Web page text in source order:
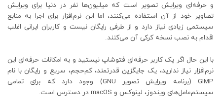
و حرفه‌ای ویرایش تصویر است که میلیون‌ها نفر در دنیا برای ویرایش
تصاویر خود از آن استفاده می‌کنند، اما این نرم‌افزار برای اجرا به منابع
سیستمی زیادی نیاز دارد و از طرفی رایگان نیست و کاربران ایرانی اغلب
اقدام به نصب نسخه کرکی آن می‌کنند.
با این حال اگر یک کاربر حرفه‌ای فتوشاپ نیستید و به امکانات حرفه‌ای این
نرم‌افزار نیاز ندارید، یک جایگزین قدرتمند، کم‌حجم، سریع و رایگان با نام
GIMP (برنامه ویرایش تصویر GNU) وجود دارد که برای تمامی
سیستم‌عامل‌های ویندوز، لینوکس و macOS در دسترس است.